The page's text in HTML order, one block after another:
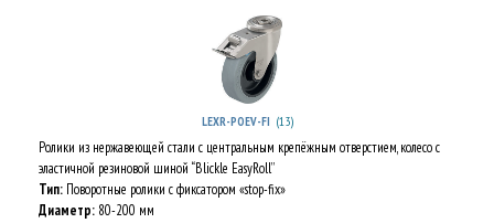
LEXR-POEV-FI (13)
Ролики из нержавеющей стали с центральным крепёжным отверстием, колесо с
эластичной резиновой шиной “Blickle EasyRoll”
Тип: Поворотные ролики с фиксатором «stop-fix»
Диаметр: 80-200 мм